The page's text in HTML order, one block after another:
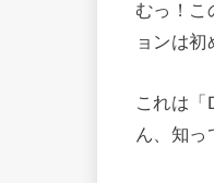
むっ！こ
ョンは初
これは「
ん、知っ